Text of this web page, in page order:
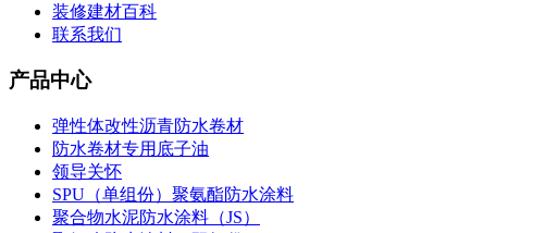
装修建材百科
联系我们
产品中心
弹性体改性沥青防水卷材
防水卷材专用底子油
领导关怀
SPU（单组份）聚氨酯防水涂料
聚合物水泥防水涂料（JS）